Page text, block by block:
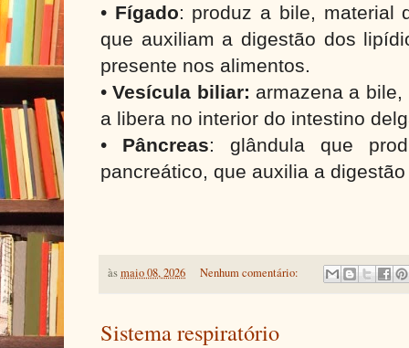
• Fígado: produz a bile, material
que auxiliam a digestão dos
presente nos alimentos.
•Vesícula biliar: armazena a
a libera no interior do intestino
• Pâncreas: glândula que
pancreático, que auxilia a
àsmaio 08, 2026 Nenhum comentário:
Sistema respiratório